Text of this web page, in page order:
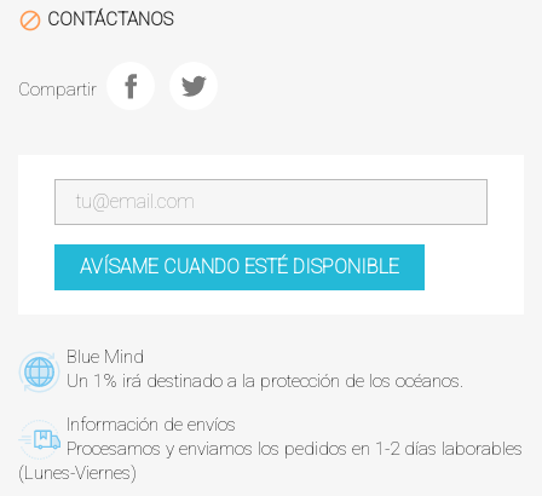
 CONTÁCTANOS
Compartir
AVÍSAME CUANDO ESTÉ DISPONIBLE
Blue Mind
Un 1% irá destinado a la protección de los océanos.
Información de envíos
Procesamos y enviamos los pedidos en 1-2 días laborables
(Lunes-Viernes)